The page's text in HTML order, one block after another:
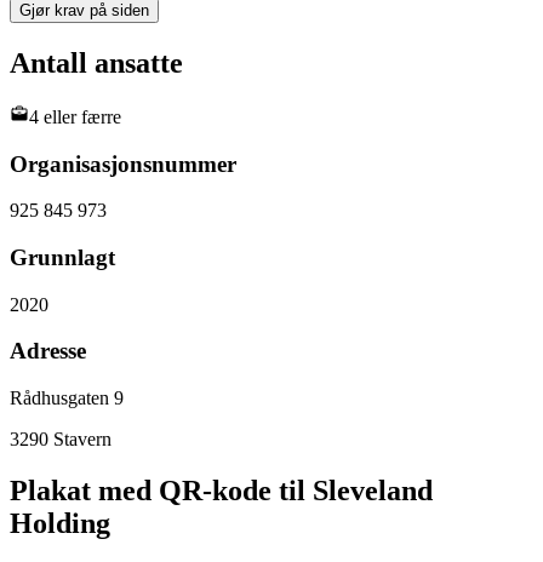
Gjør krav på siden
Antall ansatte
4 eller færre
Organisasjonsnummer
925 845 973
Grunnlagt
2020
Adresse
Rådhusgaten 9
3290 Stavern
Plakat med QR-kode til Sleveland
Holding